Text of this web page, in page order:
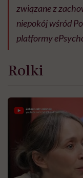
związane z
niepokój wśród
platformy
Rolki